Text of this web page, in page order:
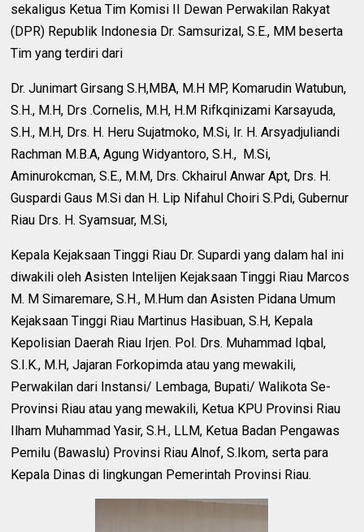
sekaligus Ketua Tim Komisi II Dewan Perwakilan Rakyat
(DPR) Republik Indonesia Dr. Samsurizal, S.E., MM beserta
Tim yang terdiri dari
Dr. Junimart Girsang S.H,MBA, M.H MP, Komarudin Watubun,
S.H., M.H, Drs .Cornelis, M.H, H.M Rifkqinizami Karsayuda,
S.H., M.H, Drs. H. Heru Sujatmoko, M.Si, Ir. H. Arsyadjuliandi
Rachman M.B.A, Agung Widyantoro, S.H., M.Si,
Aminurokcman, S.E., M.M, Drs. Ckhairul Anwar Apt, Drs. H.
Guspardi Gaus M.Si dan H. Lip Nifahul Choiri S.Pdi, Gubernur
Riau Drs. H. Syamsuar, M.Si,
Kepala Kejaksaan Tinggi Riau Dr. Supardi yang dalam hal ini
diwakili oleh Asisten Intelijen Kejaksaan Tinggi Riau Marcos
M. M Simaremare, S.H., M.Hum dan Asisten Pidana Umum
Kejaksaan Tinggi Riau Martinus Hasibuan, S.H, Kepala
Kepolisian Daerah Riau Irjen. Pol. Drs. Muhammad Iqbal,
S.I.K., M.H, Jajaran Forkopimda atau yang mewakili,
Perwakilan dari Instansi/ Lembaga, Bupati/ Walikota Se-
Provinsi Riau atau yang mewakili, Ketua KPU Provinsi Riau
Ilham Muhammad Yasir, S.H., LLM, Ketua Badan Pengawas
Pemilu (Bawaslu) Provinsi Riau Alnof, S.Ikom, serta para
Kepala Dinas di lingkungan Pemerintah Provinsi Riau.